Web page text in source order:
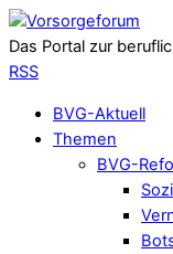
Das Portal zur
RSS
BVG-Aktuell
Themen
BVG-